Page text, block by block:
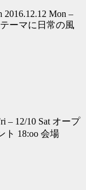
2016.12.12 Mon –
ーマに日常の風
– 12/10 Sat オープ
ト 18:oo 会場